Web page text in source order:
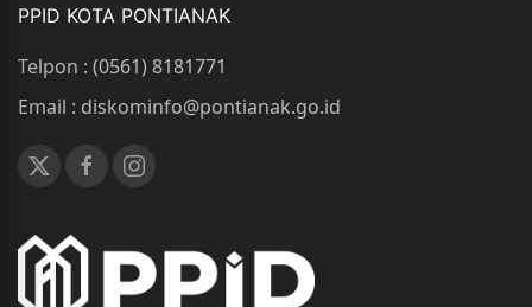
PPID KOTA PONTIANAK
Telpon : (0561) 8181771
Email : diskominfo@pontianak.go.id